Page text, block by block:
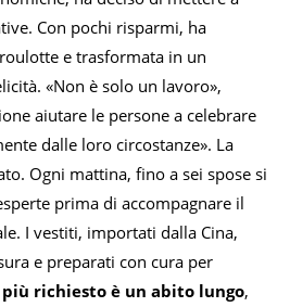
Con pochi risparmi, ha
e trasformata in un
«Non è solo un lavoro»,
aiutare le persone a celebrare
dalle loro circostanze». La
Ogni mattina, fino a sei spose si
prima di accompagnare il
I vestiti, importati dalla Cina,
e preparati con cura per
richiesto è un abito lungo,